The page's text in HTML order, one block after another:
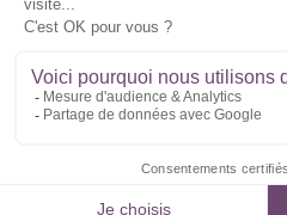
© 2022 Vidal Voyages -
vente-Conditions
Suivez-nous :